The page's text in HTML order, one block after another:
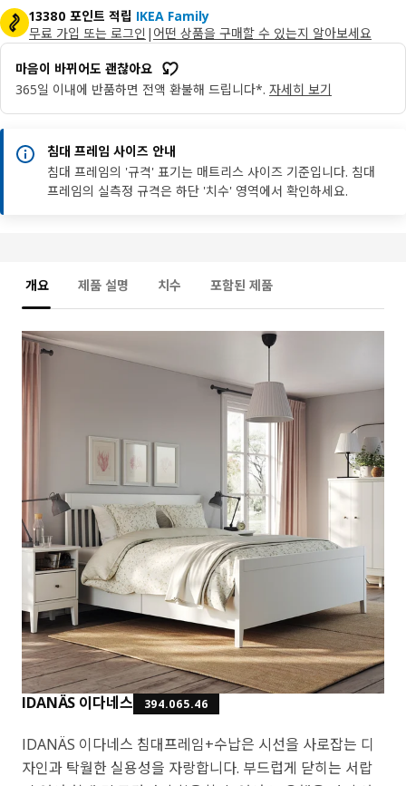
13380 포인트 적립 IKEA Family
무료 가입 또는 로그인 | 어떤 상품을 구매할 수 있는지 알아보세요
마음이 바뀌어도 괜찮아요
365일 이내에 반품하면 전액 환불해 드립니다*. 자세히 보기
침대 프레임 사이즈 안내
침대 프레임의 '규격' 표기는 매트리스 사이즈 기준입니다. 침대
프레임의 실측정 규격은 하단 '치수' 영역에서 확인하세요.
개요 제품 설명 치수 포함된 제품
IDANÄS 이다네스 394.065.46
IDANÄS 이다네스 침대프레임+수납은 시선을 사로잡는 디
자인과 탁월한 실용성을 자랑합니다. 부드럽게 닫히는 서랍